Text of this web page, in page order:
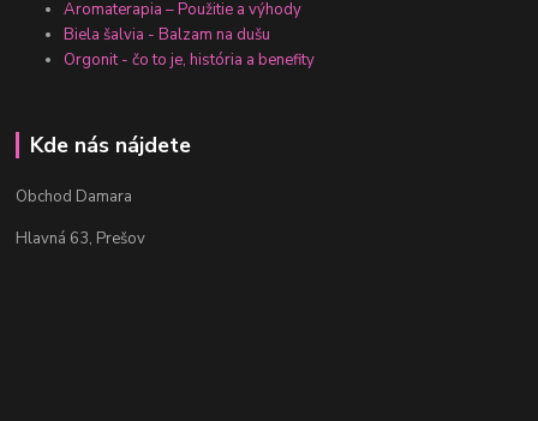
Aromaterapia – Použitie a výhody
Biela šalvia - Balzam na dušu
Orgonit - čo to je, história a benefity
Kde nás nájdete
Obchod Damara
Hlavná 63, Prešov